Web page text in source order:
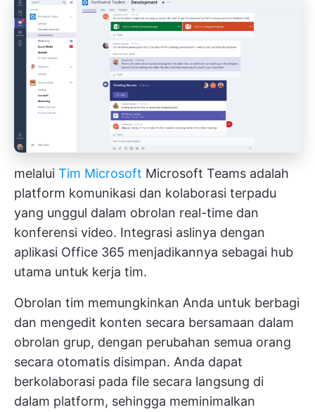
melalui Tim Microsoft Microsoft Teams adalah
platform komunikasi dan kolaborasi terpadu
yang unggul dalam obrolan real-time dan
konferensi video. Integrasi aslinya dengan
aplikasi Office 365 menjadikannya sebagai hub
utama untuk kerja tim.
Obrolan tim memungkinkan Anda untuk berbagi
dan mengedit konten secara bersamaan dalam
obrolan grup, dengan perubahan semua orang
secara otomatis disimpan. Anda dapat
berkolaborasi pada file secara langsung di
dalam platform, sehingga meminimalkan